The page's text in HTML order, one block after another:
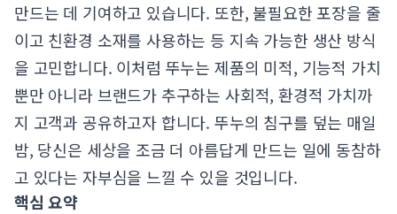
만드는 데 기여하고 있습니다. 또한, 불필요한 포장을 줄
이고 친환경 소재를 사용하는 등 지속 가능한 생산 방식
을 고민합니다. 이처럼 뚜누는 제품의 미적, 기능적 가치
뿐만 아니라 브랜드가 추구하는 사회적, 환경적 가치까
지 고객과 공유하고자 합니다. 뚜누의 침구를 덮는 매일
밤, 당신은 세상을 조금 더 아름답게 만드는 일에 동참하
고 있다는 자부심을 느낄 수 있을 것입니다.
핵심 요약